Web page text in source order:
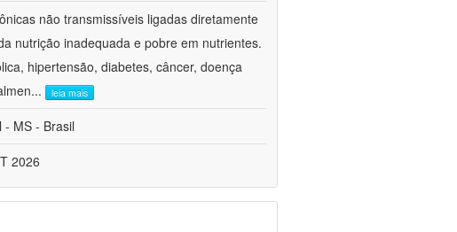
não transmissíveis ligadas diretamente
nutrição inadequada e pobre em nutrientes.
hipertensão, diabetes, câncer, doença
... leia mais
MS - Brasil
2026